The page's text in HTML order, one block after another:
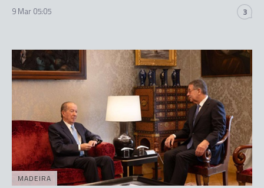
9 Mar 05:05 3
MADEIRA